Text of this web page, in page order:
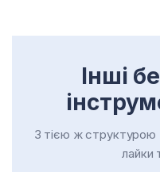
Інші
З тією ж
лайки